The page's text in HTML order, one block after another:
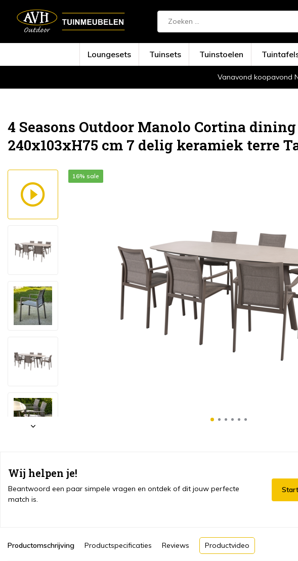
Loungesets Tuinsets Tuinstoelen
Vanavond koopavond
4 Seasons Outdoor Manolo Cortina
240x103xH75 cm 7 delig keramiek terre
16% sale
Wij helpen je!
Beantwoord een paar simpele vragen en ontdek of dit jouw perfecte
match is.
Productomschrijving Productspecificaties Reviews Productvideo